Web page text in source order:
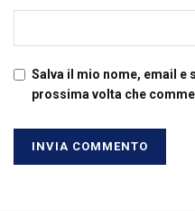
Salva il mio nome, email e
prossima volta che